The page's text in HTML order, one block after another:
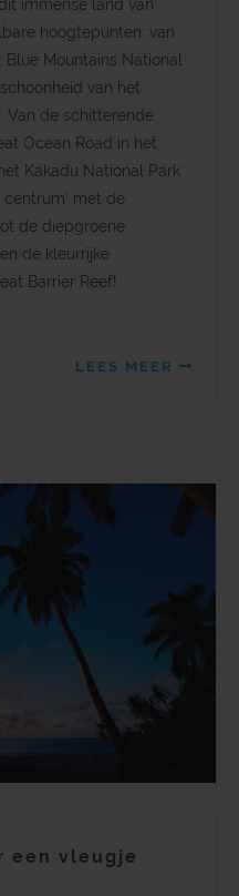
immense land van
hoogtepunten: van
Mountains National
van het
Van de schitterende,
Ocean Road in het
Kakadu National Park
centrum’ met de
de diepgroene
de kleurrijke
Barrier Reef!
LEES MEER
een vleugje